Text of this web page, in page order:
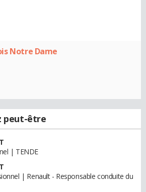
Notre Dame
peut-être
| TENDE
| Renault - Responsable conduite du